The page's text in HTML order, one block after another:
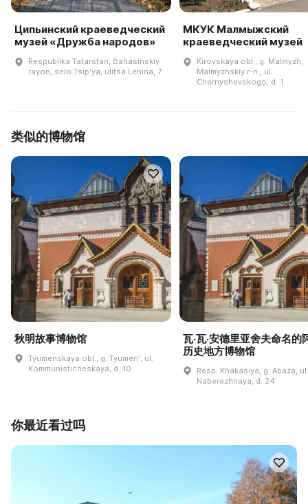
Ципьинский краеведческий
музей «Дружба народов»
Respublika Tatarstan, Baltasinskiy
rayon, selo Tsipʹya, ulitsa Lenina, 7
МКУК Малмыжский
краеведческий музей
Kirovskaya obl., g. Malmyzh,
Malmyzhskiy r-n., ul.
Chernyshevskogo, d. 1
类似的博物馆
秋明故事博物馆
Tyumenskaya obl., g. Tyumenʹ, ul.
Kommunisticheskaya, d. 10
瓦·瓦·安德里亚舍夫命名的
历史地方博物馆
Resp. Khakasiya, g. Abaza, ul.
Naberezhnaya, d. 24
你最近看过吗